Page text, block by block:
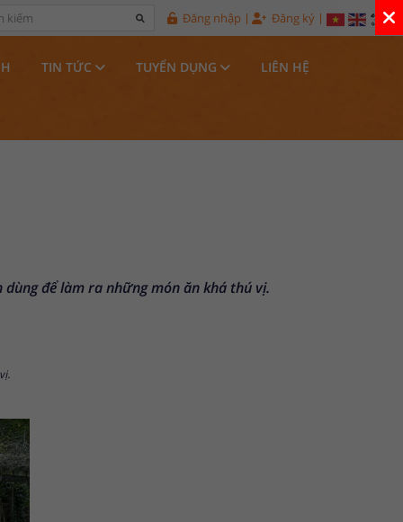
Đăng nhập Đăng ký
TIN TỨC TUYỂN DỤNG LIÊN HỆ
để làm ra những món ăn khá thú vị.